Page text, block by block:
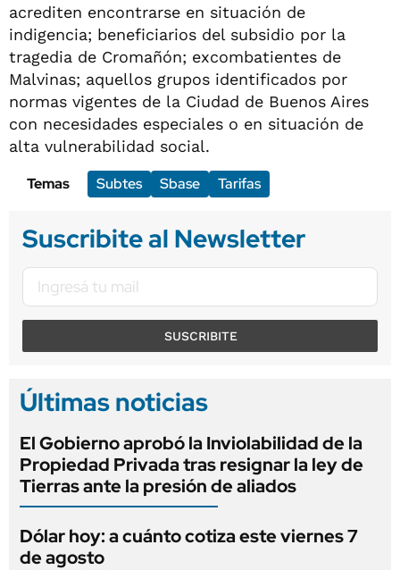
acrediten encontrarse en situación de
indigencia; beneficiarios del subsidio por la
tragedia de Cromañón; excombatientes de
Malvinas; aquellos grupos identificados por
normas vigentes de la Ciudad de Buenos Aires
con necesidades especiales o en situación de
alta vulnerabilidad social.
Temas
Subtes Sbase Tarifas
Suscribite al Newsletter
SUSCRIBITE
Últimas noticias
El Gobierno aprobó la Inviolabilidad de la
Propiedad Privada tras resignar la ley de
Tierras ante la presión de aliados
Dólar hoy: a cuánto cotiza este viernes 7
de agosto